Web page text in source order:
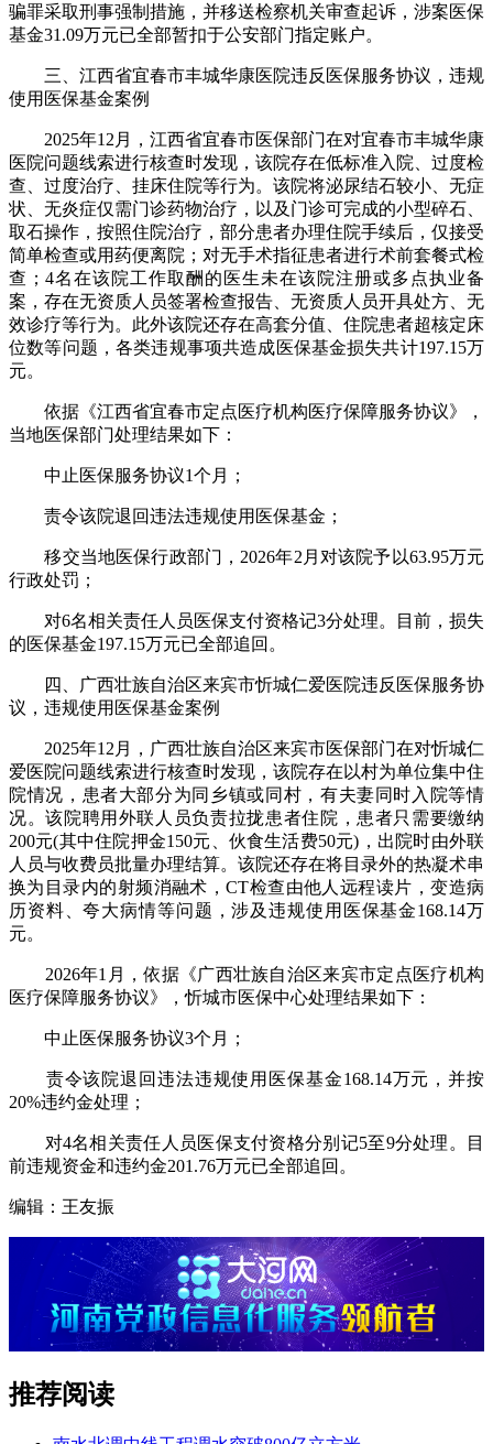
骗罪采取刑事强制措施，并移送检察机关审查起诉，涉案医保
基金31.09万元已全部暂扣于公安部门指定账户。
三、江西省宜春市丰城华康医院违反医保服务协议，违规
使用医保基金案例
2025年12月，江西省宜春市医保部门在对宜春市丰城华康
医院问题线索进行核查时发现，该院存在低标准入院、过度检
查、过度治疗、挂床住院等行为。该院将泌尿结石较小、无症
状、无炎症仅需门诊药物治疗，以及门诊可完成的小型碎石、
取石操作，按照住院治疗，部分患者办理住院手续后，仅接受
简单检查或用药便离院；对无手术指征患者进行术前套餐式检
查；4名在该院工作取酬的医生未在该院注册或多点执业备
案，存在无资质人员签署检查报告、无资质人员开具处方、无
效诊疗等行为。此外该院还存在高套分值、住院患者超核定床
位数等问题，各类违规事项共造成医保基金损失共计197.15万
元。
依据《江西省宜春市定点医疗机构医疗保障服务协议》，
当地医保部门处理结果如下：
中止医保服务协议1个月；
责令该院退回违法违规使用医保基金；
移交当地医保行政部门，2026年2月对该院予以63.95万元
行政处罚；
对6名相关责任人员医保支付资格记3分处理。目前，损失
的医保基金197.15万元已全部追回。
四、广西壮族自治区来宾市忻城仁爱医院违反医保服务协
议，违规使用医保基金案例
2025年12月，广西壮族自治区来宾市医保部门在对忻城仁
爱医院问题线索进行核查时发现，该院存在以村为单位集中住
院情况，患者大部分为同乡镇或同村，有夫妻同时入院等情
况。该院聘用外联人员负责拉拢患者住院，患者只需要缴纳
200元(其中住院押金150元、伙食生活费50元)，出院时由外联
人员与收费员批量办理结算。该院还存在将目录外的热凝术串
换为目录内的射频消融术，CT检查由他人远程读片，变造病
历资料、夸大病情等问题，涉及违规使用医保基金168.14万
元。
2026年1月，依据《广西壮族自治区来宾市定点医疗机构
医疗保障服务协议》，忻城市医保中心处理结果如下：
中止医保服务协议3个月；
责令该院退回违法违规使用医保基金168.14万元，并按
20%违约金处理；
对4名相关责任人员医保支付资格分别记5至9分处理。目
前违规资金和违约金201.76万元已全部追回。
编辑：王友振
推荐阅读